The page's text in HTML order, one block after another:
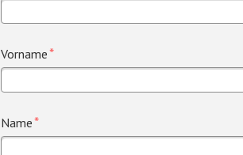
Pflichtfeld
Vorname*
Pflichtfeld
Name*